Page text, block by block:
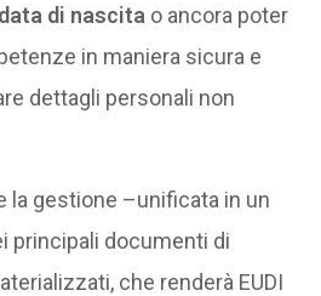
di nascita o ancora poter
in maniera sicura e
dettagli personali non
la gestione –unificata in un
principali documenti di
che renderà EUDI